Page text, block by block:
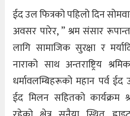
ईद उल फित्रको पहिलो दिन
अवसर पारेर, ” श्रम संसार
लागि सामाजिक सुरक्षा र
नाराको साथ अन्तराष्ट्रिय
धर्मावलम्बिहरूको महान पर्व
ईद मिलन सहितको कार्यक्रम